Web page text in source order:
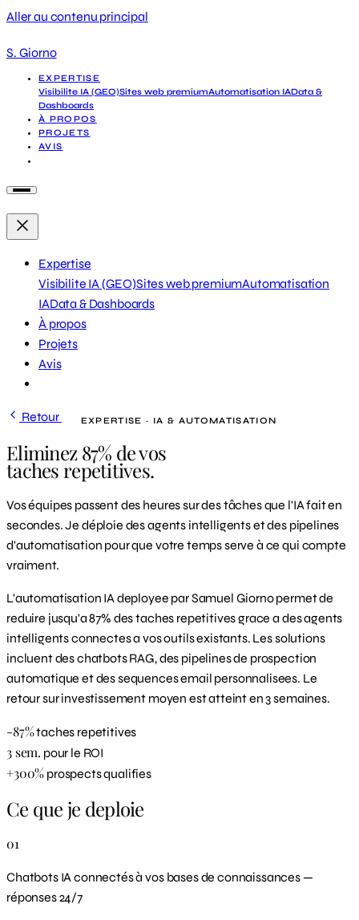
Aller au contenu principal
S. Giorno
EXPERTISE
Visibilite IA (GEO)Sites web premiumAutomatisation IAData &
Dashboards
À PROPOS
PROJETS
AVIS
Expertise
Visibilite IA (GEO)Sites web premiumAutomatisation
IAData & Dashboards
À propos
Projets
Avis
Retour EXPERTISE · IA & AUTOMATISATION
Eliminez 87% de vos
taches repetitives.
Vos équipes passent des heures sur des tâches que l'IA fait en
secondes. Je déploie des agents intelligents et des pipelines
d'automatisation pour que votre temps serve à ce qui compte
vraiment.
L'automatisation IA deployee par Samuel Giorno permet de
reduire jusqu'a 87% des taches repetitives grace a des agents
intelligents connectes a vos outils existants. Les solutions
incluent des chatbots RAG, des pipelines de prospection
automatique et des sequences email personnalisees. Le
retour sur investissement moyen est atteint en 3 semaines.
-87%taches repetitives
3 sem. pour le ROI
+300% prospects qualifies
Ce que je deploie
01
Chatbots IA connectés à vos bases de connaissances —
réponses 24/7